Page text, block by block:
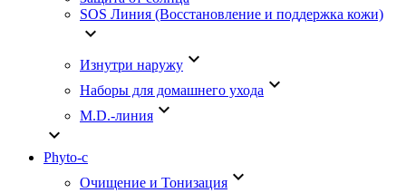
SOS Линия (Восстановление и поддержка кожи)
keyboard_arrow_down
Изнутри наружу keyboard_arrow_down
Наборы для домашнего ухода keyboard_arrow_down
M.D.-линия keyboard_arrow_down
keyboard_arrow_down
Phyto-c
Очищение и Тонизация keyboard_arrow_down